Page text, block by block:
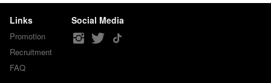
Links
Promotion
Recruitment
FAQ
Social Media